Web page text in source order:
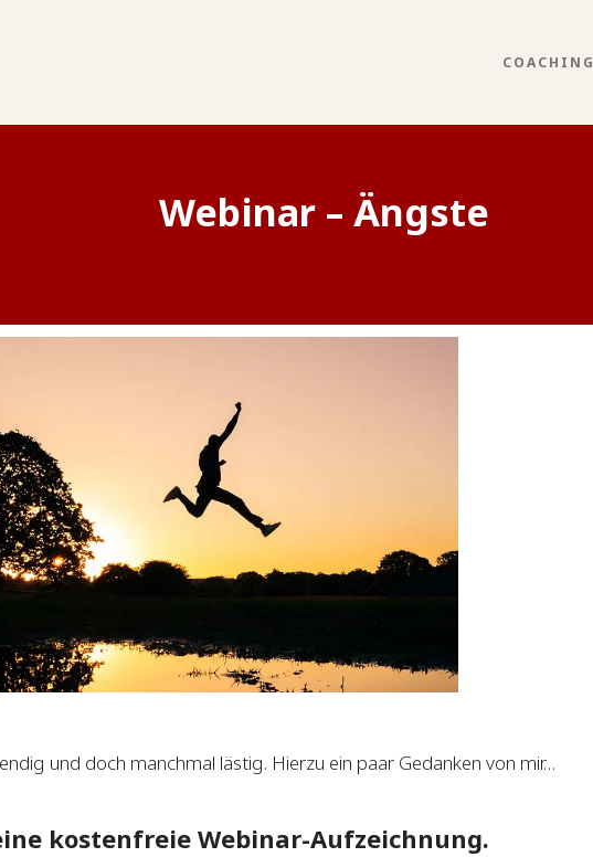
COACHING
Webinar – Ängste
und doch manchmal lästig. Hierzu ein paar Gedanken von mir…
kostenfreie Webinar-Aufzeichnung.